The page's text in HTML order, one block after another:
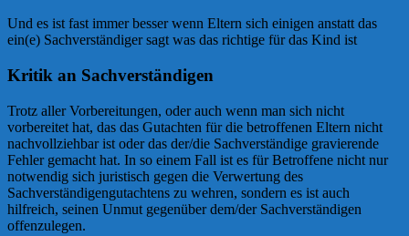
Und es ist fast immer besser wenn Eltern sich einigen anstatt das
ein(e) Sachverständiger sagt was das richtige für das Kind ist
Kritik an Sachverständigen
Trotz aller Vorbereitungen, oder auch wenn man sich nicht
vorbereitet hat, das das Gutachten für die betroffenen Eltern nicht
nachvollziehbar ist oder das der/die Sachverständige gravierende
Fehler gemacht hat. In so einem Fall ist es für Betroffene nicht nur
notwendig sich juristisch gegen die Verwertung des
Sachverständigengutachtens zu wehren, sondern es ist auch
hilfreich, seinen Unmut gegenüber dem/der Sachverständigen
offenzulegen.